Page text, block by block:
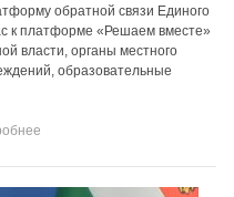
обратной связи Единого
к платформе «Решаем вместе»
власти, органы местного
образовательные